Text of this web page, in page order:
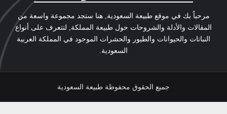
مرحباً بك في موقع طبيعة السعودية, هنا ستجد مجموعة واسعة من
المقالات والأدلة والشروحات حول طبيعة المملكة, لتتعرف على أنواع
النباتات والحيوانات والطيور والحشرات الموجود في المملكة العربية
السعودية.
جميع الحقوق محفوظة طبيعة السعودية